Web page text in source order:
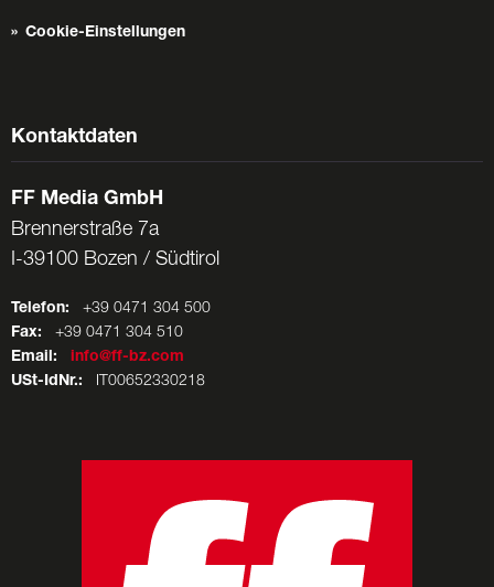
Cookie-Einstellungen
Kontaktdaten
FF Media GmbH
Brennerstraße 7a
I-39100 Bozen / Südtirol
Telefon: +39 0471 304 500
Fax: +39 0471 304 510
Email:
info@ff-bz.com
USt-IdNr.: IT00652330218